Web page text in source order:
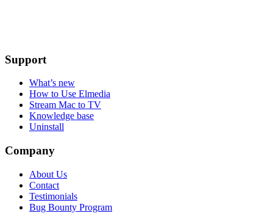
Support
What’s new
How to Use Elmedia
Stream Mac to TV
Knowledge base
Uninstall
Company
About Us
Contact
Testimonials
Bug Bounty Program